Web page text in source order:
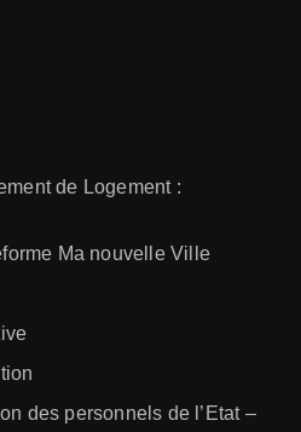
de Logement :
Ma nouvelle Ville
des personnels de l’Etat –